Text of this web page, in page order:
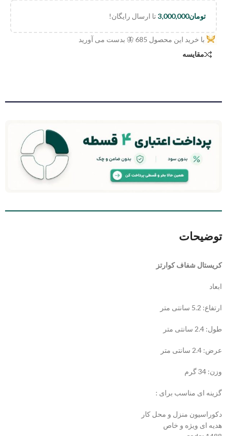
تومان3,000,000تا ارسال رایگان!
با خرید این محصول 685 🦋 بدست می آورید
مقایسه
توضیحات
کریستال شفاف کوارتز
ابعاد
ارتفاع: 5.2 سانتی متر
طول: 2.4 سانتی متر
عرض: 2.4 سانتی متر
وزن: 34 گرم
گزینه ای مناسب برای :
دکوراسیون منزل و محل کار
هدیه ای ویژه و خاص